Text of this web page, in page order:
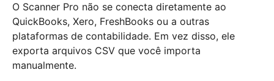
O Scanner Pro não se conecta diretamente ao
QuickBooks, Xero, FreshBooks ou a outras
plataformas de contabilidade. Em vez disso, ele
exporta arquivos CSV que você importa
manualmente.